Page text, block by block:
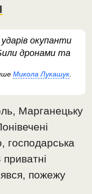
окупанти
дронами та
Микола Лукашук.
Марганецьку
господарська
пожежу